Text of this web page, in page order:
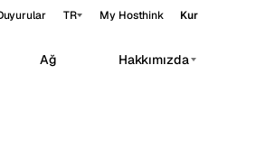
TR My Hosthink Kur
Ağ Hakkımızda